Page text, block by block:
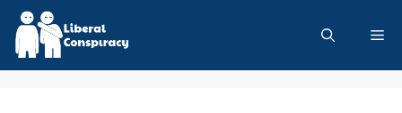
Skip
content